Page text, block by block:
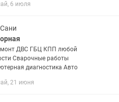
и диагностика ходовой части
6 июля
ДВС ГБЦ КПП любой
работы
диагностика Авто
21 июня